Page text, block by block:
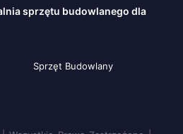
sprzętu budowlanego dla
Sprzęt Budowlany